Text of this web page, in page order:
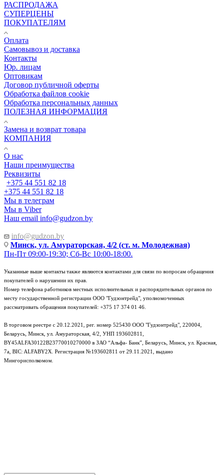
РАСПРОДАЖА
СУПЕРЦЕНЫ
ПОКУПАТЕЛЯМ
Оплата
Самовывоз и доставка
Контакты
Юр. лицам
Оптовикам
Договор публичной оферты
Обработка файлов cookie
Обработка персональных данных
ПОЛЕЗНАЯ ИНФОРМАЦИЯ
Замена и возврат товара
КОМПАНИЯ
О нас
Наши преимущества
Реквизиты
+375 44 551 82 18
+375 44 551 82 18
Мы в телеграм
Мы в Viber
Наш email info@gudzon.by
info@gudzon.by
Минск, ул. Амураторская, 4/2 (ст. м. Молодежная)
Пн-Пт 09:00-19:30; Сб-Вс 10:00-18:00.
Указанные выше контакты также являются контактами для связи по вопросам обращения
покупателей о нарушении их прав.
Номер телефона работников местных исполнительных и распорядительных органов по
месту государственной регистрации ООО "Гудзонтрейд", уполномоченных
рассматривать обращения покупателей: +375 17 374 01 46.
В торговом реестре с 20.12.2021, рег. номер 525430 ООО "Гудзонтрейд", 220004,
Беларусь, Минск, ул. Амураторская, 4/2, УНП 193602811,
BY45ALFA30122B23770010270000 в ЗАО “Альфа- Банк”, Беларусь, Минск, ул. Красная,
7а, BIC: ALFABY2X. Регистрация №193602811 от 29.11.2021, выдано
Мингорисполкомом.